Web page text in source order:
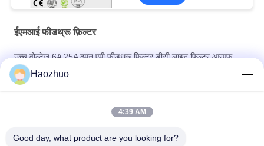
ईएमआई फीडथ्रू फ़िल्टर
उच्च वोल्टेज 6A 25A दमन एमी फीडथ्रू फिल्टर डीसी लाइन फिल्टर आरएफ
शील्डिंग रूम और ईएमसी एनेकोइक कक्ष
फैराडे केज के लिए 250VAC 50A डेटा लाइन ईएमआई फीडथ्रू फ़िल्टर कैपेसिटर
100 एम्प 600VDC लो पास ईएमआई फीडथ्रू फ़िल्टर थ्रेडेड स्टड टर्मिनल
Haozhuo
4:39 AM
Good day, what product are you looking for?